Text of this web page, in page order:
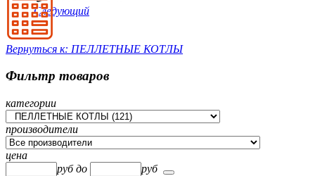
Следующий
Вернуться к: ПЕЛЛЕТНЫЕ КОТЛЫ
Фильтр товаров
категории
производители
цена
рубдо
руб